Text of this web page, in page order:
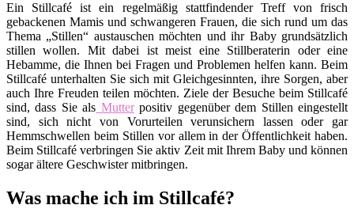
Ein Stillcafé ist ein regelmäßig stattfindender Treff von frisch
gebackenen Mamis und schwangeren Frauen, die sich rund um das
Thema „Stillen“ austauschen möchten und ihr Baby grundsätzlich
stillen wollen. Mit dabei ist meist eine Stillberaterin oder eine
Hebamme, die Ihnen bei Fragen und Problemen helfen kann. Beim
Stillcafé unterhalten Sie sich mit Gleichgesinnten, ihre Sorgen, aber
auch Ihre Freuden teilen möchten. Ziele der Besuche beim Stillcafé
sind, dass Sie als Mutterpositiv gegenüber dem Stillen eingestellt
sind, sich nicht von Vorurteilen verunsichern lassen oder gar
Hemmschwellen beim Stillen vor allem in der Öffentlichkeit haben.
Beim Stillcafé verbringen Sie aktiv Zeit mit Ihrem Baby und können
sogar ältere Geschwister mitbringen.
Was mache ich im Stillcafé?